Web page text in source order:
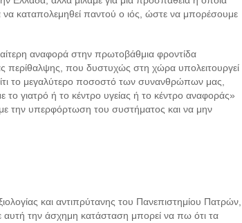
να καταπολεμηθεί παντού ο ιός, ώστε να μπορέσουμε
αναφορά στην πρωτοβάθμια φροντίδα
περίθαλψης, που δυστυχώς στη χώρα υπολειτουργεί
το μεγαλύτερο ποσοστό των συνανθρώπων μας,
γιατρό ή το κέντρο υγείας ή το κέντρο αναφοράς»
την υπερφόρτωση του συστήματος και να μην
και αντιπρύτανης του Πανεπιστημίου Πατρών,
την άσχημη κατάσταση μπορεί να πω ότι τα